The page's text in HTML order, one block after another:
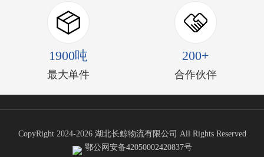
1900吨
最大单件
200+
合作伙伴
CopyRight 2024-2026 湖北长鲸物流有限公司 All Rights Reserved
鄂公网安备42050002420837号